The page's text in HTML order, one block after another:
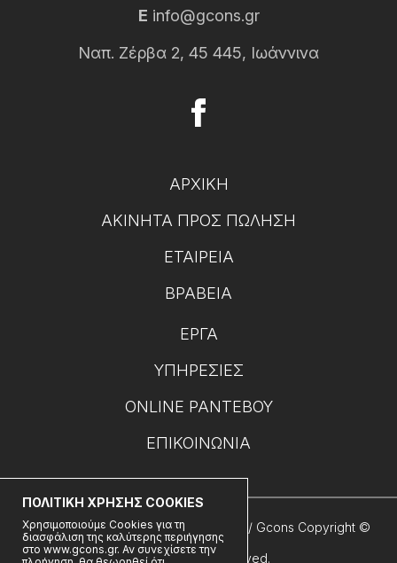
ΠΟΛΙΤΙΚΗ ΧΡΗΣΗΣ COOKIES
Χρησιμοποιούμε Cookies για τη
διασφάλιση της καλύτερης περιήγησης
στο www.gcons.gr. Αν συνεχίσετε την
E info@gcons.gr
Ναπ. Ζέρβα 2, 45 445, Ιωάννινα
ΑΡΧΙΚΉ
ΑΚΊΝΗΤΑ ΠΡΟΣ ΠΏΛΗΣΗ
ΕΤΑΙΡΕΊΑ
ΒΡΑΒΕΊΑ
ΈΡΓΑ
ΥΠΗΡΕΣΊΕΣ
ONLINE ΡΑΝΤΕΒΟΎ
ΕΠΙΚΟΙΝΩΝΊΑ
Όροι Χρήσης - Πολιτική Απορρήτου // Gcons Copyright ©
2026 All rights reserved.